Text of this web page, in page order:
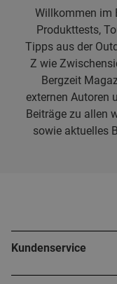
Willkommen im
Produkttests,
Tipps aus der
Z wie
Bergzeit
externen Autoren
Beiträge zu allen
sowie aktuelles
Kundenservice